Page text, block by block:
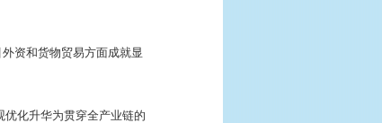
资和货物贸易方面成就显
化升华为贯穿全产业链的